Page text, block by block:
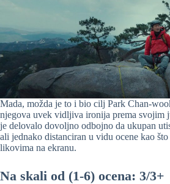
Mada, možda je to i bio cilj Park Chan-
njegova uvek vidljiva ironija prema svojim
je delovalo dovoljno odbojno da ukupan
ali jednako distanciran u vidu ocene kao
likovima na ekranu.
Na skali od (1-6) ocena: 3/3+